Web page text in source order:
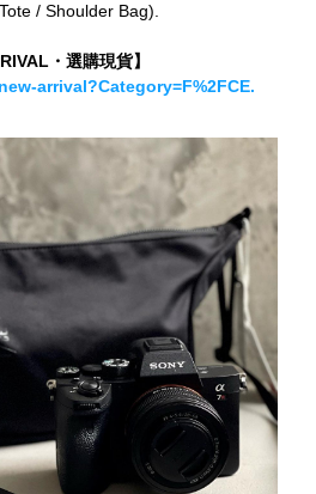
/ Shoulder Bag).
・選購現貨】
arrival?Category=F%2FCE.